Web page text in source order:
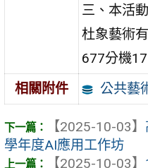
三、本活
杜象藝術
677分機17
相關附件
公共藝
【2025-10-03】
學年度AI應用工作坊
【2025-10-03】